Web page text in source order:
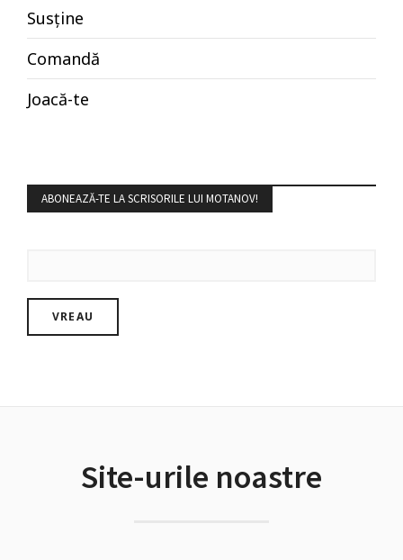
Susține
Comandă
Joacă-te
ABONEAZĂ-TE LA SCRISORILE LUI MOTANOV!
Site-urile noastre